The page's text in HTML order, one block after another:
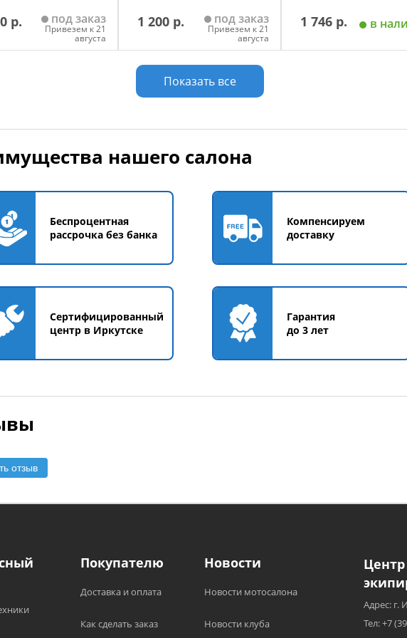
р. под заказ
Привезем к 21
августа
1 200 р. под заказ
Привезем к 21
августа
Добавить в корзину
1 746 р. в
Показать все
нашего салона
Беспроцентная
рассрочка без банка
Компенсируем
доставку
Сертифицированный
центр в Иркутске
Гарантия
до 3 лет
отзыв
Покупателю
Доставка и оплата
Как сделать заказ
Новости
Новости мотосалона
Новости клуба
Адрес: г.
Тел: +7